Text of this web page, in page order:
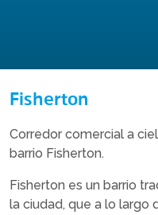
Fisherton
Corredor comercial a
barrio Fisherton.
Fisherton es un barrio
la ciudad, que a lo largo